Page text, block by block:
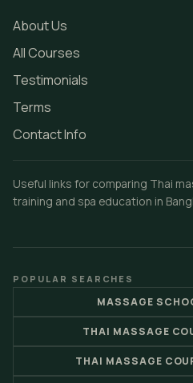
About Us
All Courses
Testimonials
Terms
Contact Info
Useful links for comparing Thai
training and spa education in
POPULAR SEARCHES
MASSAGE
THAI MASSAGE
THAI MASSAGE